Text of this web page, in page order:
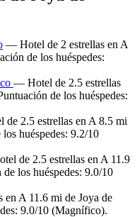
— Hotel de 2 estrellas en A
de los huéspedes:
— Hotel de 2.5 estrellas
de los huéspedes:
2.5 estrellas en A 8.5 mi
huéspedes: 9.2/10
de 2.5 estrellas en A 11.9
los huéspedes: 9.0/10
A 11.6 mi de Joya de
9.0/10 (Magnífico).